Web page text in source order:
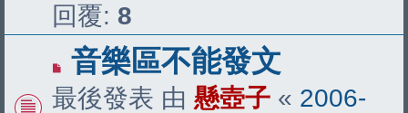
回覆: 8
音樂區不能發文
最後發表 由 懸壺子 « 2006-